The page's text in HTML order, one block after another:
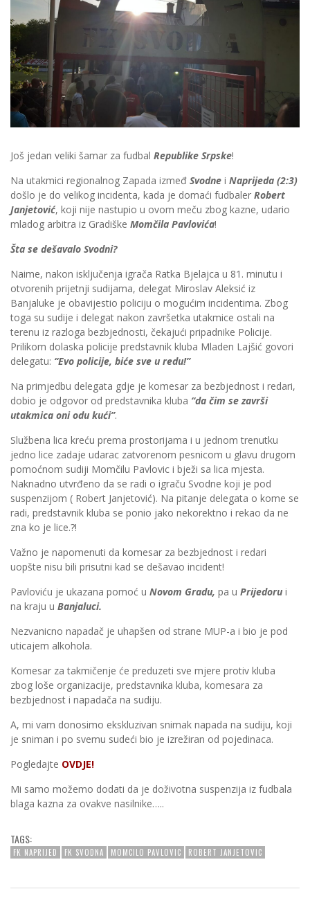
Još jedan veliki šamar za fudbal Republike Srpske!
Na utakmici regionalnog Zapada izmeđ Svodne i Naprijeda (2:3)
došlo je do velikog incidenta, kada je domaći fudbaler Robert
Janjetović, koji nije nastupio u ovom meču zbog kazne, udario
mladog arbitra iz Gradiške Momčila Pavlovića!
Šta se dešavalo Svodni?
Naime, nakon isključenja igrača Ratka Bjelajca u 81. minutu i
otvorenih prijetnji sudijama, delegat Miroslav Aleksić iz
Banjaluke je obavijestio policiju o mogućim incidentima. Zbog
toga su sudije i delegat nakon završetka utakmice ostali na
terenu iz razloga bezbjednosti, čekajući pripadnike Policije.
Prilikom dolaska policije predstavnik kluba Mladen Lajšić govori
delegatu: “Evo policije, biće sve u redu!”
Na primjedbu delegata gdje je komesar za bezbjednost i redari,
dobio je odgovor od predstavnika kluba “da čim se završi
utakmica oni odu kući”.
Službena lica kreću prema prostorijama i u jednom trenutku
jedno lice zadaje udarac zatvorenom pesnicom u glavu drugom
pomoćnom sudiji Momčilu Pavlovic i bježi sa lica mjesta.
Naknadno utvrđeno da se radi o igraču Svodne koji je pod
suspenzijom ( Robert Janjetović). Na pitanje delegata o kome se
radi, predstavnik kluba se ponio jako nekorektno i rekao da ne
zna ko je lice.?!
Važno je napomenuti da komesar za bezbjednost i redari
uopšte nisu bili prisutni kad se dešavao incident!
Pavloviću je ukazana pomoć u Novom Gradu, pa u Prijedoru i
na kraju u Banjaluci.
Nezvanicno napadač je uhapšen od strane MUP-a i bio je pod
uticajem alkohola.
Komesar za takmičenje će preduzeti sve mjere protiv kluba
zbog loše organizacije, predstavnika kluba, komesara za
bezbjednost i napadača na sudiju.
A, mi vam donosimo ekskluzivan snimak napada na sudiju, koji
je sniman i po svemu sudeći bio je izrežiran od pojedinaca.
Pogledajte OVDJE!
Mi samo možemo dodati da je doživotna suspenzija iz fudbala
blaga kazna za ovakve nasilnike…..
TAGS:
FK NAPRIJED FK SVODNA MOMCILO PAVLOVIC ROBERT JANJETOVIC